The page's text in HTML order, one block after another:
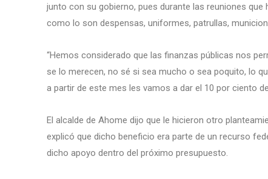
junto con su gobierno, pues durante las reuniones
como lo son despensas, uniformes, patrullas,
“Hemos considerado que las finanzas públicas nos
se lo merecen, no sé si sea mucho o sea poquito, lo
a partir de este mes les vamos a dar el 10 por ciento
El alcalde de Ahome dijo que le hicieron otro
explicó que dicho beneficio era parte de un recurso
dicho apoyo dentro del próximo presupuesto.